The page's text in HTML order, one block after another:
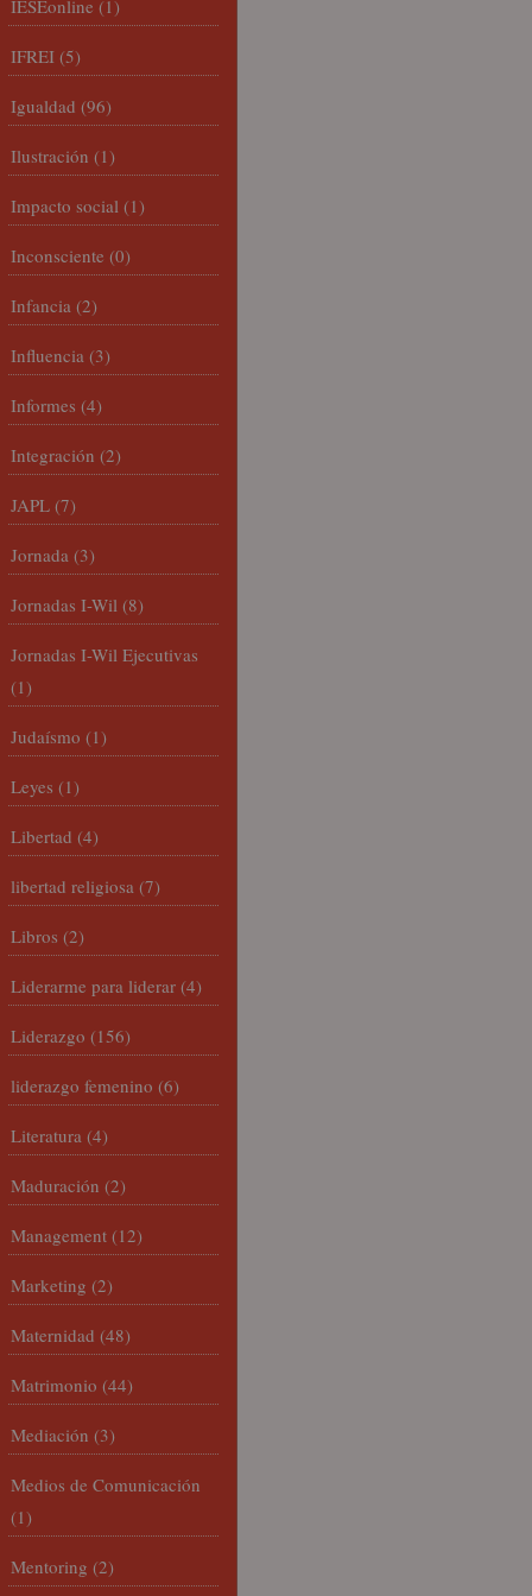
IESEonline (1)
IFREI (5)
Igualdad (96)
Ilustración (1)
Impacto social (1)
Inconsciente (0)
Infancia (2)
Influencia (3)
Informes (4)
Integración (2)
JAPL (7)
Jornada (3)
Jornadas I-Wil (8)
Jornadas I-Wil Ejecutivas
(1)
Judaísmo (1)
Leyes (1)
Libertad (4)
libertad religiosa (7)
Libros (2)
Liderarme para liderar (4)
Liderazgo (156)
liderazgo femenino (6)
Literatura (4)
Maduración (2)
Management (12)
Marketing (2)
Maternidad (48)
Matrimonio (44)
Mediación (3)
Medios de Comunicación
(1)
Mentoring (2)